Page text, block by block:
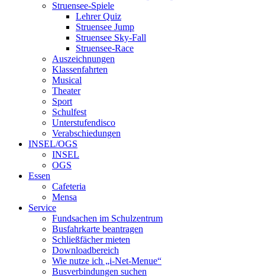
Struensee-Spiele
Lehrer Quiz
Struensee Jump
Struensee Sky-Fall
Struensee-Race
Auszeichnungen
Klassenfahrten
Musical
Theater
Sport
Schulfest
Unterstufendisco
Verabschiedungen
INSEL/OGS
INSEL
OGS
Essen
Cafeteria
Mensa
Service
Fundsachen im Schulzentrum
Busfahrkarte beantragen
Schließfächer mieten
Downloadbereich
Wie nutze ich „i-Net-Menue“
Busverbindungen suchen